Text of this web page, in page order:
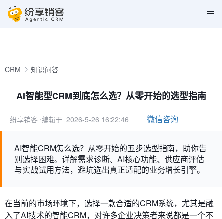
CRM 知识问答
AI智能型CRM到底怎么选？从零开始的选型指南
纷享销客 ⋅编辑于 2026-5-26 16:22:46 微信咨询
AI智能CRM怎么选？从零开始的五步选型指南，助你告
别选择困难。详解需求诊断、AI核心功能、供应商评估
与实战试用方法，避坑选出真正适配的业务增长引擎。
在当前的市场环境下，选择一款合适的CRM系统，尤其是融
入了AI技术的智能CRM，对许多企业决策者来说都是一个不